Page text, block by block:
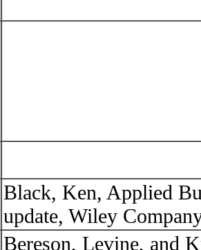
Black, Ken, Applied
update, Wiley
Bereson, Levine, and